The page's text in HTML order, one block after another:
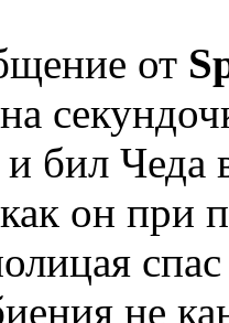
от
и бил Чеда
он при
не